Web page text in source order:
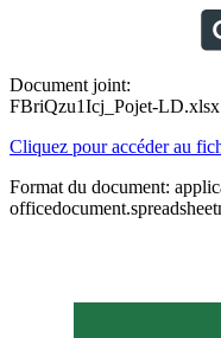
Document joint:
FBriQzu1Icj_Pojet-LD.xlsx
Cliquez pour accéder au
Format du document: